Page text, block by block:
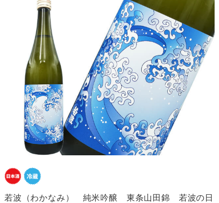
若波（わかなみ） 純米吟醸 東条山田錦 若波の日